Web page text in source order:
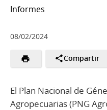
Informes
08/02/2024
Compartir
El Plan Nacional de
Agropecuarias (PNG